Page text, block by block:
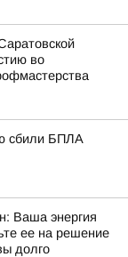
во
сбили БПЛА
Ваша энергия
ее на решение
долго